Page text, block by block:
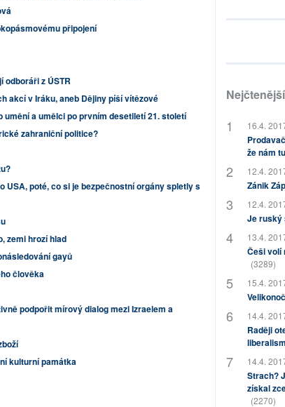
připojení
odboráři z ÚSTR
akcí v Iráku, aneb Dějiny píší vítězové
umění a umělci po prvním desetiletí 21. století
zahraniční politice?
poté, co si je bezpečnostní orgány spletly s
zemi hrozí hlad
gayů
člověka
podpořit mírový dialog mezi Izraelem a
kulturní památka
Nejčtenější
16.4.
že nám
12.4.
Zánik
12.4.
Je ruský
13.4.
Češi volí
(3289)
15.4.
14.4.
Raději
14.4.
Strach?
získal
(2270)